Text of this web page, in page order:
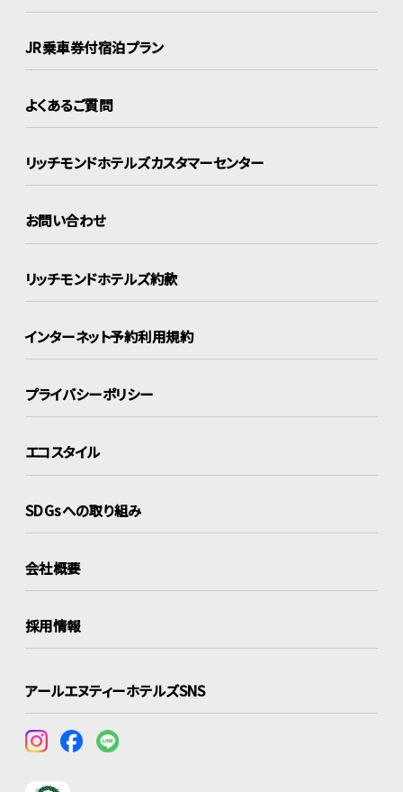
JR乗車券付宿泊プラン
よくあるご質問
リッチモンドホテルズカスタマーセンター
お問い合わせ
リッチモンドホテルズ約款
インターネット予約利用規約
プライバシーポリシー
エコスタイル
SDGsへの取り組み
会社概要
採用情報
アールエヌティーホテルズSNS